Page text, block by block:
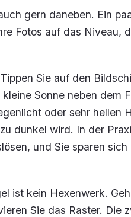
gern daneben. Ein
Fotos auf das Niveau,
Tippen Sie auf den
Sonne neben dem
oder sehr hellen
dunkel wird. In der
und Sie sparen
ist kein Hexenwerk.
Sie das Raster. Die